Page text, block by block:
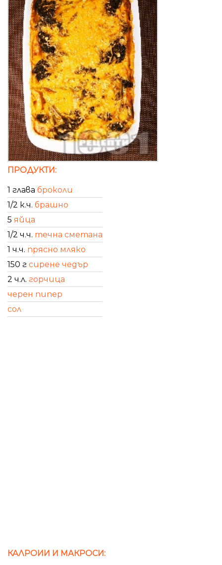
ПРОДУКТИ:
1 глава броколи
1/2 к.ч. брашно
5 яйца
1/2 ч.ч. течна сметана
1 ч.ч. прясно мляко
150 г сирене чедър
2 ч.л. горчица
черен пипер
сол
КАЛРОИИ И МАКРОСИ: